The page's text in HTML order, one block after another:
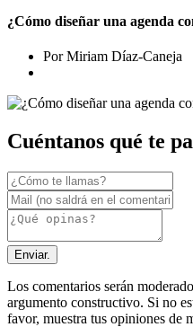
¿Cómo diseñar una agenda
Por Miriam Díaz-Caneja
Cuéntanos qué te
Enviar.
Los comentarios serán
argumento constructivo. Si no
favor, muestra tus opiniones de